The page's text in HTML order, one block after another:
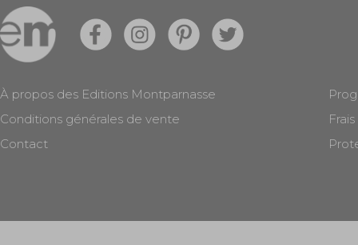
À propos des Editions Montparnasse
Conditions générales de vente
Contact